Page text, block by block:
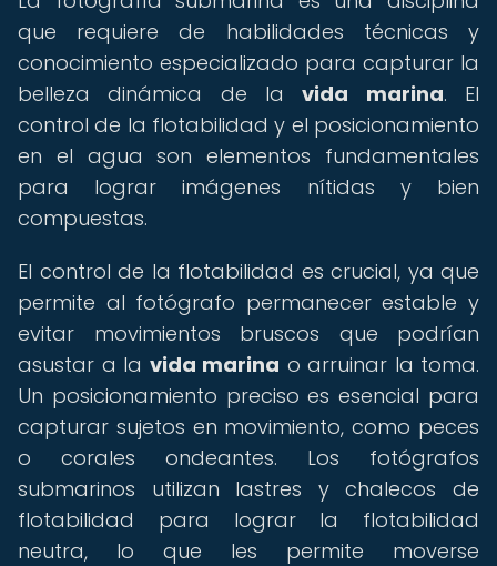
que requiere de habilidades técnicas y
conocimiento especializado para capturar la
belleza dinámica de lavida marina. El
control de la flotabilidad y el posicionamiento
en el agua son elementos fundamentales
para lograr imágenes nítidas y bien
compuestas.
El control de la flotabilidad es crucial, ya que
permite al fotógrafo permanecer estable y
evitar movimientos bruscos que podrían
asustar a la vida marina o arruinar la toma.
Un posicionamiento preciso es esencial para
capturar sujetos en movimiento, como peces
o corales ondeantes. Los fotógrafos
submarinos utilizan lastres y chalecos de
flotabilidad para lograr la flotabilidad
neutra, lo que les permite moverse